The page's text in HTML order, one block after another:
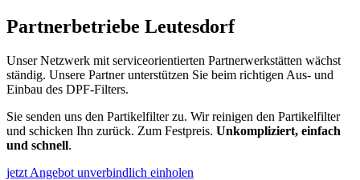
Partnerbetriebe Leutesdorf
Unser Netzwerk mit serviceorientierten Partnerwerkstätten wächst
ständig. Unsere Partner unterstützen Sie beim richtigen Aus- und
Einbau des DPF-Filters.
Sie senden uns den Partikelfilter zu. Wir reinigen den Partikelfilter
und schicken Ihn zurück. Zum Festpreis. Unkompliziert, einfach
und schnell.
jetzt Angebot unverbindlich einholen